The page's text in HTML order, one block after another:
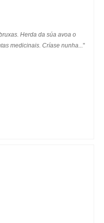
Herda da súa avoa o
medicinais. Críase nunha..."